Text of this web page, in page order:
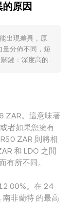
南非利率、通
非當地對加密
入金渠道的順暢
動亦不可忽
rate
資料聚合方會
相當直接：若
ZAR Value =
ZAR Value /
，其中即時價
），而最終折
的路
ZAR
原因
出現差異，原
量分佈不同，短
鍵：深度高的
便利性。許多
，再折算為
擦時，這些差
rate。雖然跨所
於手續費、提領
並非即時或完
能在短期內維
ZAR。這意味著
者如果您擁有
ZAR 則將相
和 LDO 之間
有所不同。
。在 24
非蘭特 的最高